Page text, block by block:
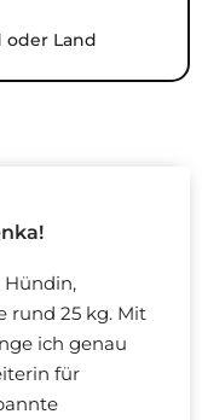
oder Land
Hündin,
rund 25 kg. Mit
ich genau
für